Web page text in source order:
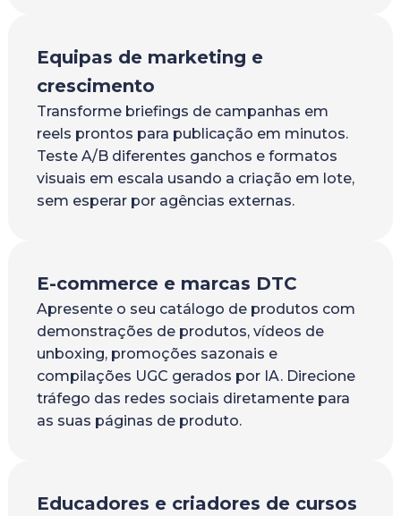
Equipas de marketing e
crescimento
Transforme briefings de campanhas em
reels prontos para publicação em minutos.
Teste A/B diferentes ganchos e formatos
visuais em escala usando a criação em lote,
sem esperar por agências externas.
E-commerce e marcas DTC
Apresente o seu catálogo de produtos com
demonstrações de produtos, vídeos de
unboxing, promoções sazonais e
compilações UGC gerados por IA. Direcione
tráfego das redes sociais diretamente para
as suas páginas de produto.
Educadores e criadores de cursos